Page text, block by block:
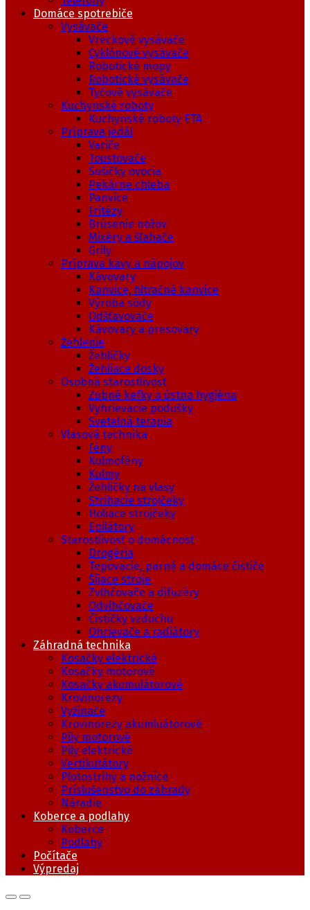
Domáce spotrebiče
Vysávače
Vreckové vysávače
Cyklónové vysávače
Robotické mopy
Robotické vysávače
Tyčové vysávače
Kuchynské roboty
Kuchynské roboty ETA
Príprava jedál
Variče
Toustovače
Sušičky ovocia
Pekárne chleba
Panvice
Fritézy
Brúsenie nožov
Mixéry a šľahače
Grily
Príprava kávy a nápojov
Kávovary
Kanvice, filtračné kanvice
Výroba sódy
Odšťavovače
Kávovary a presovary
Žehlenie
Žehličky
Žehliace dosky
Osobná starostlivosť
Zubné kefky a ústna hygiéna
Vyhrievacie podušky
Svetelná terapia
Vlasová technika
Fény
Kulmofény
Kulmy
Žehličky na vlasy
Strihacie strojčeky
Holiace strojčeky
Epilátory
Starostlivosť o domácnosť
Drogéria
Tepovacie, parné a domáce čističe
Šijace stroje
Zvlhčovače a difuzéry
Odvlhčovače
Čističky vzduchu
Ohrievače a radiátory
Záhradná technika
Kosačky elektrické
Kosačky motorové
Kosačky akumulátorové
Krovinorezy
Vyžinače
Krovinorezy akumluátorové
Pily motorové
Pily elektrické
Vertikutátory
Plotostrihy a nožnice
Príslušenstvo do záhrady
Náradie
Koberce a podlahy
Koberce
Podlahy
Počítače
Výpredaj